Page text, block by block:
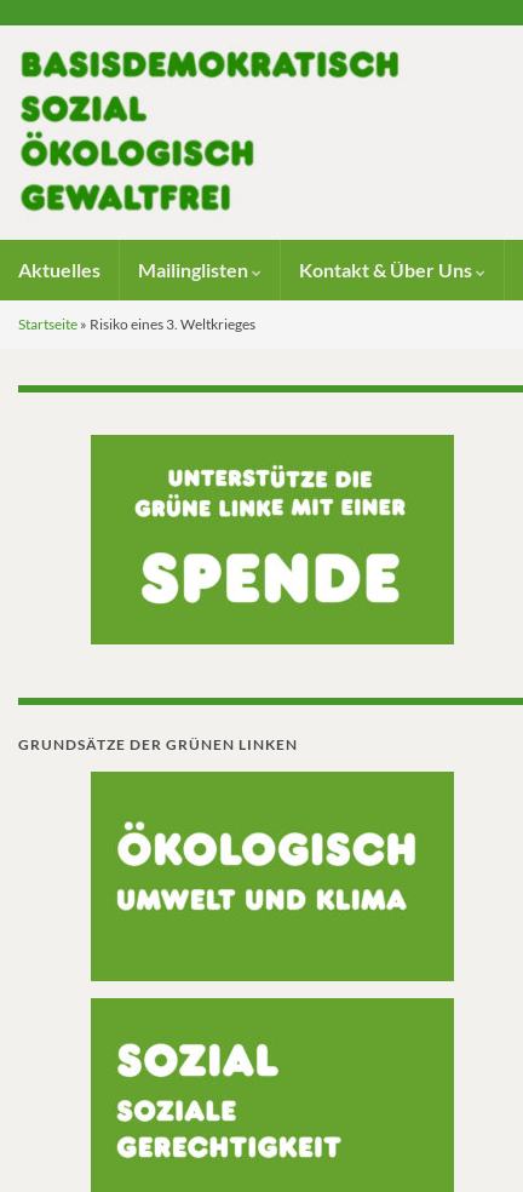
Aktuelles Mailinglisten Kontakt & Über Uns
Startseite » Risiko eines 3. Weltkrieges
GRUNDSÄTZE DER GRÜNEN LINKEN